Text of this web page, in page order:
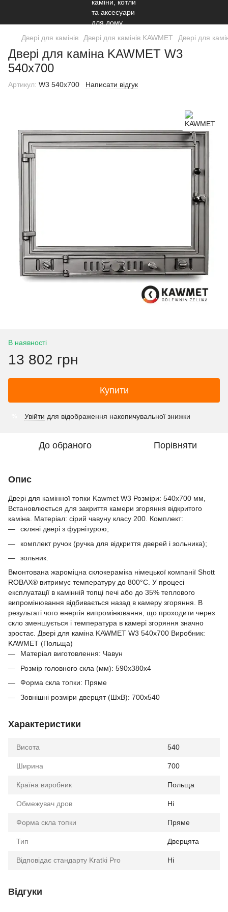
Двері для камінів Двері для камінів KAWMET Двері для
Двері для каміна KAWMET W3
540x700
Артикул: W3 540x700 Написати відгук
В наявності
13 802 грн
Купити
Увійти для відображення накопичувальної знижки
До обраного Порівняти
Опис
Двері для камінної топки Kawmet W3 Розміри: 540x700 мм,
Встановлюється для закриття камери згоряння відкритого
каміна. Матеріал: сірий чавуну класу 200. Комплект:
скляні двері з фурнітурою;
комплект ручок (ручка для відкриття дверей і зольника);
зольник.
Вмонтована жароміцна склокераміка німецької компанії Shott
ROBAX® витримує температуру до 800°C. У процесі
експлуатації в камінній топці печі або до 35% теплового
випромінювання відбивається назад в камеру згоряння. В
результаті чого енергія випромінювання, що проходити через
скло зменшується і температура в камері згоряння значно
зростає. Двері для каміна KAWMET W3 540x700 Виробник:
KAWMET (Польща)
Матеріал виготовлення: Чавун
Розмір головного скла (мм): 590x380x4
Форма скла топки: Пряме
Зовнішні розміри дверцят (ШхВ): 700х540
Характеристики
Висота 540
Ширина 700
Країна виробник Польща
Обмежувач дров Ні
Форма скла топки Пряме
Тип Дверцята
Відповідає стандарту Kratki Pro Ні
Відгуки